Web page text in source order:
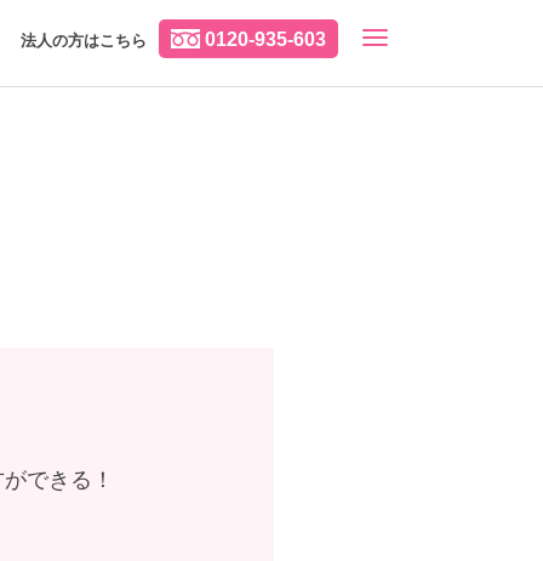
0120-935-603
法人の方はこちら
できる！